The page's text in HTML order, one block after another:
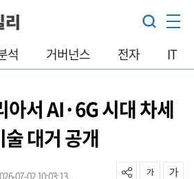
석 거버넌스 전자 IT
아서 AI·6G 시대 차세
대거 공개
07-02 10:03:13